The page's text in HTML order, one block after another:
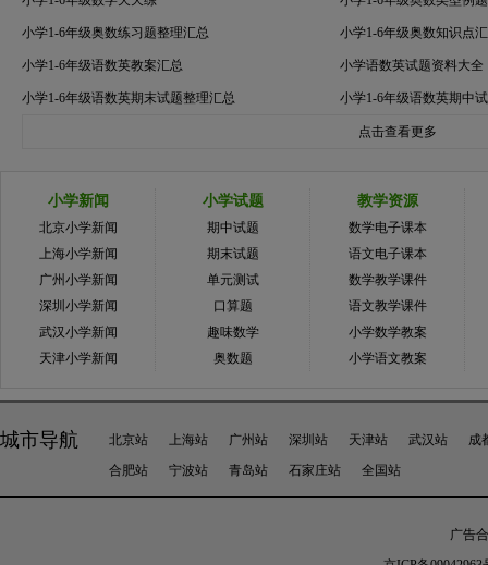
小学1-6年级奥数练习题整理汇总 小学1-6年级奥数知识点
小学1-6年级语数英教案汇总 小学语数英试题资料大全
小学1-6年级语数英期末试题整理汇总 小学1-6年级语数英期中
点击查看更多
小学新闻
北京小学新闻
上海小学新闻
广州小学新闻
深圳小学新闻
武汉小学新闻
天津小学新闻
小学试题
期中试题
期末试题
单元测试
口算题
趣味数学
奥数题
教学资源
数学电子课本
语文电子课本
数学教学课件
语文教学课件
小学数学教案
小学语文教案
城市导航 北京站 上海站 广州站 深圳站 天津站 武汉站
成
合肥站
宁波站 青岛站 石家庄站 全国站
广告